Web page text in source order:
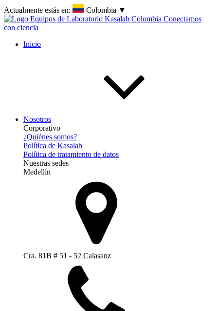
Actualmente estás en: Colombia ▼
Inicio
Nosotros
Corporativo
¿Quiénes somos?
Política de Kasalab
Política de tratamiento de datos
Nuestras sedes
Medellín
Cra. 81B # 51 - 52 Calasanz